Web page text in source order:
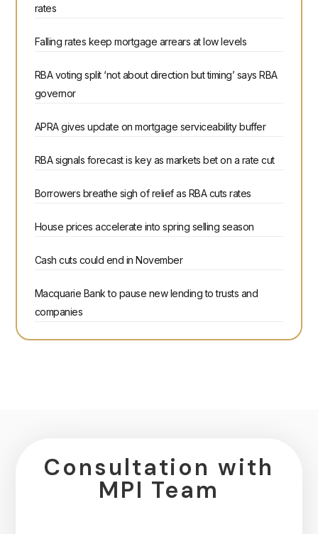
rates
Falling rates keep mortgage arrears at low levels
RBA voting split ‘not about direction but timing’ says RBA
governor
APRA gives update on mortgage serviceability buffer
RBA signals forecast is key as markets bet on a rate cut
Borrowers breathe sigh of relief as RBA cuts rates
House prices accelerate into spring selling season
Cash cuts could end in November
Macquarie Bank to pause new lending to trusts and
companies
Consultation with
MPI Team